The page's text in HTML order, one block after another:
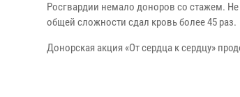
Росгвардии немало доноров со стажем.
общей сложности сдал кровь более 45 раз.
Донорская акция «От сердца к сердцу»